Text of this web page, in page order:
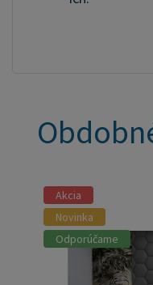
Akcia
Novinka
Odporúčame